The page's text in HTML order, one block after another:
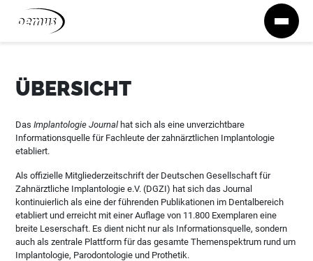
Zum Inhalt springen
ÜBERSICHT
DasImplantologie Journal hat sich als eine unverzichtbare
Informationsquelle für Fachleute der zahnärztlichen Implantologie
etabliert.
Als offizielle Mitgliederzeitschrift der Deutschen Gesellschaft für
Zahnärztliche Implantologie e.V. (DGZI) hat sich das Journal
kontinuierlich als eine der führenden Publikationen im Dentalbereich
etabliert und erreicht mit einer Auflage von 11.800 Exemplaren eine
breite Leserschaft. Es dient nicht nur als Informationsquelle, sondern
auch als zentrale Plattform für das gesamte Themenspektrum rund um
Implantologie, Parodontologie und Prothetik.